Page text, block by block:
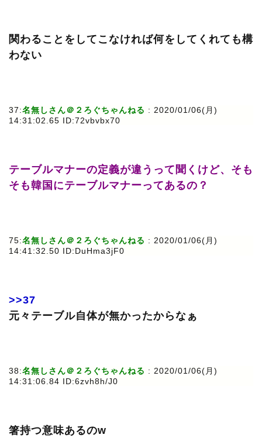
関わることをしてこなければ何をしてくれても構
わない
37:名無しさん＠２ろぐちゃんねる : 2020/01/06(月)
14:31:02.65 ID:72vbvbx70
テーブルマナーの定義が違うって聞くけど、そも
そも韓国にテーブルマナーってあるの？
75:名無しさん＠２ろぐちゃんねる : 2020/01/06(月)
14:41:32.50 ID:DuHma3jF0
>>37
元々テーブル自体が無かったからなぁ
38:名無しさん＠２ろぐちゃんねる : 2020/01/06(月)
14:31:06.84 ID:6zvh8h/J0
箸持つ意味あるのw